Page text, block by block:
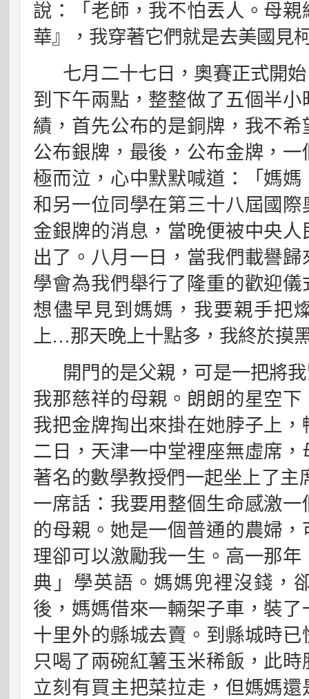
說：「老師，我不怕丟人。母
華』，我穿著它們就是去美國見
七月二十七日 ，奧賽正式開
到下午兩點，整整做了五個半
績，首先公布的是銅牌，我不
公布銀牌，最後，公布金牌，
極而泣，心中默默喊道：「媽
和另一位同學在第三十八屆國
金銀牌的消息，當晚便被中央
出了。八月一日，當我們載譽
學會為我們舉行了隆重的歡迎
想儘早見到媽媽，我要親手把
上…那天晚上十點多，我終於摸
開門的是父親，可是一把將
我那慈祥的母親。朗朗的星空
我把金牌掏出來掛在她脖子上
二日，天津一中堂裡座無虛席
著名的數學教授們一起坐上了主
一席話：我要用整個生命感激
的母親。她是一個普通的農婦
理卻可以激勵我一生。高一那
典」學英語。媽媽兜裡沒錢，
後，媽媽借來一輛架子車，裝
十里外的縣城去賣。到縣城時
只喝了兩碗紅薯玉米稀飯，此
立刻有買主把菜拉走，但媽媽